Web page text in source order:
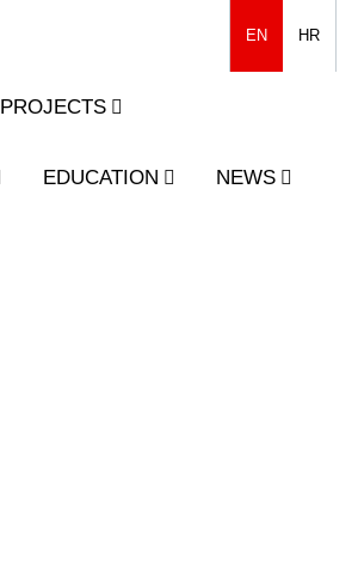
EN HR
PROJECTS
EDUCATION NEWS